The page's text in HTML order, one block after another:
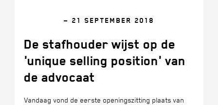
— 21 SEPTEMBER 2018
De stafhouder wijst op de
'unique selling position' van
de advocaat
Vandaag vond de eerste openingszitting plaats van